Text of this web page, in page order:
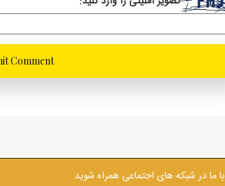
با ما در شبکه های اجتماعی همراه شوید